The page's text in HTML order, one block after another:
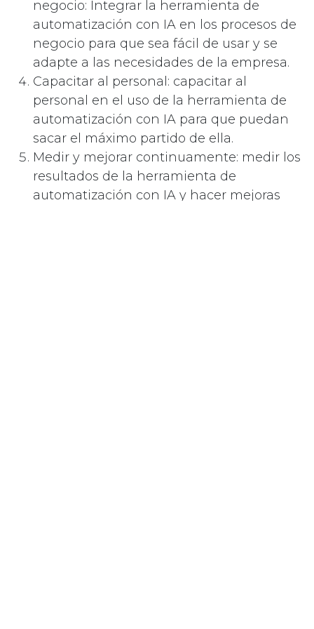
negocio: Integrar la herramienta de
automatización con IA en los procesos de
negocio para que sea fácil de usar y se
adapte a las necesidades de la empresa.
Capacitar al personal: capacitar al
personal en el uso de la herramienta de
automatización con IA para que puedan
sacar el máximo partido de ella.
Medir y mejorar continuamente: medir los
resultados de la herramienta de
automatización con IA y hacer mejoras